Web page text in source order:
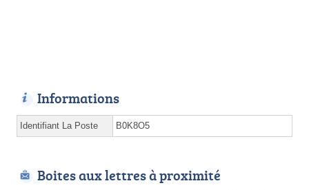
Informations
Identifiant La Poste B0K8O5
Boites aux lettres à proximité